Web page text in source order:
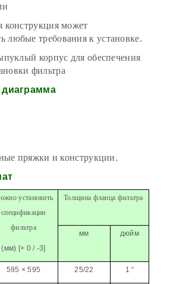
конструкция может
любые требования к установке.
корпус для обеспечения
фильтра
диаграмма
пряжки и конструкции.
установить
спецификации
фильтра
(мм) [+ 0 / -3]
Толщина фланца фильтра
мм дюйм
595 × 595 25/22 1 “